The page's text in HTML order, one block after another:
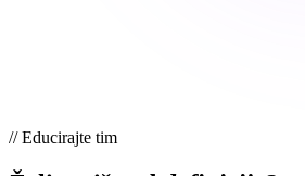
//Educirajte tim